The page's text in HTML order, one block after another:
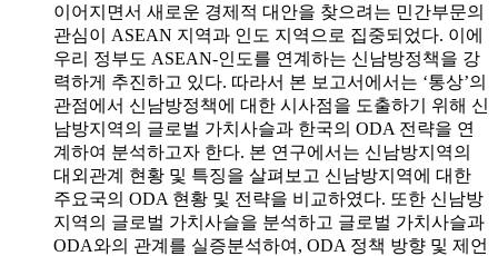
이어지면서 새로운 경제적 대안을 찾으려는 민간부문의
관심이 ASEAN 지역과 인도 지역으로 집중되었다. 이에
우리 정부도 ASEAN-인도를 연계하는 신남방정책을 강
력하게 추진하고 있다. 따라서 본 보고서에서는 ‘통상’의
관점에서 신남방정책에 대한 시사점을 도출하기 위해 신
남방지역의 글로벌 가치사슬과 한국의 ODA 전략을 연
계하여 분석하고자 한다. 본 연구에서는 신남방지역의
대외관계 현황 및 특징을 살펴보고 신남방지역에 대한
주요국의 ODA 현황 및 전략을 비교하였다. 또한 신남방
지역의 글로벌 가치사슬을 분석하고 글로벌 가치사슬과
ODA와의 관계를 실증분석하여, ODA 정책 방향 및 제언